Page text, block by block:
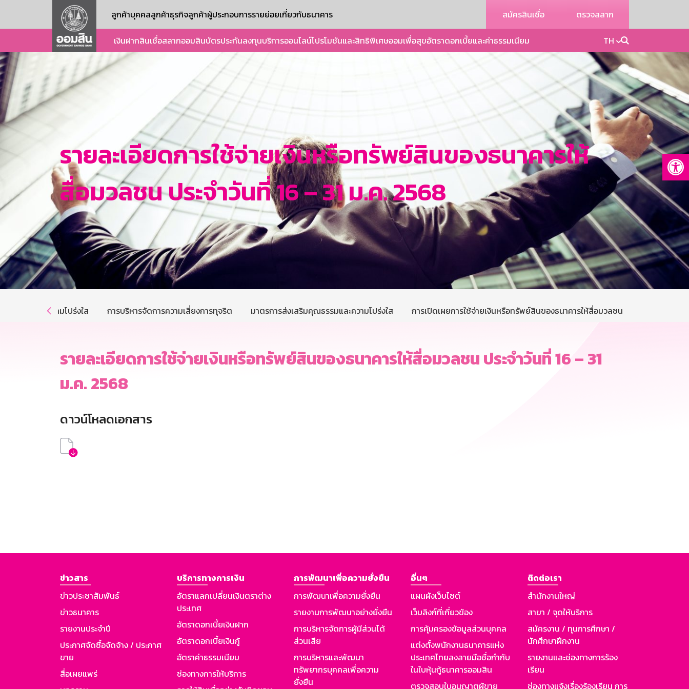
ลูกค้าบุคคลลูกค้าธุรกิจลูกค้าผู้ประกอบการรายย่อยเกี่ยวกับธนาคาร สมัครสินเชื่อ ตรวจสลาก
เงินฝากสินเชื่อสลากออมสินบัตรประกันลงทุนบริการออนไลน์โปรโมชันและสิทธิพิเศษออมเพื่อสุขอัตราดอกเบี้ยและค่าธรรมเนียม TH
รายละเอียดการใช้จ่ายเงินหรือทรัพย์สินของธนาคารให้
สื่อมวลชน ประจำวันที่ 16 – 31 ม.ค. 2568
การส่งเสริมความโปร่งใส การบริหารจัดการความเสี่ยงการทุจริต มาตรการส่งเสริมคุณธรรมและความโปร่งใส การเปิดเผยการใช้จ่ายเงินหรือทรัพย์สินของธนาคารให้สื่อมวลชน

รายละเอียดการใช้จ่ายเงินหรือทรัพย์สินของธนาคารให้สื่อมวลชน ประจำวันที่ 16 – 31
ม.ค. 2568
ดาวน์โหลดเอกสาร
ข่าวสาร
ข่าวประชาสัมพันธ์
ข่าวธนาคาร
รายงานประจำปี
ประกาศจัดซื้อจัดจ้าง / ประกาศ
ขาย
สื่อเผยแพร่
บริการทางการเงิน
อัตราแลกเปลี่ยนเงินตราต่าง
ประเทศ
อัตราดอกเบี้ยเงินฝาก
อัตราดอกเบี้ยเงินกู้
อัตราค่าธรรมเนียม
ช่องทางการให้บริการ
การพัฒนาเพื่อความยั่งยืน
การพัฒนาเพื่อความยั่งยืน
รายงานการพัฒนาอย่างยั่งยืน
การบริหารจัดการผู้มีส่วนได้
ส่วนเสีย
การบริหารและพัฒนา
ทรัพยากรบุคคลเพื่อความ
ยั่งยืน
อื่นๆ
แผนผังเว็บไซต์
เว็บลิงก์ที่เกี่ยวข้อง
การคุ้มครองข้อมูลส่วนบุคคล
แต่งตั้งพนักงานธนาคารแห่ง
ประเทศไทยลงลายมือชื่อกำกับ
ในใบหุ้นกู้ธนาคารออมสิน
ตรวจสอบใบอนุญาตผู้ขาย
ติดต่อเรา
สำนักงานใหญ่
สาขา / จุดให้บริการ
สมัครงาน / ทุนการศึกษา /
นักศึกษาฝึกงาน
รายงานและช่องทางการร้อง
เรียน
ช่องทางแจ้งเรื่องร้องเรียน การ